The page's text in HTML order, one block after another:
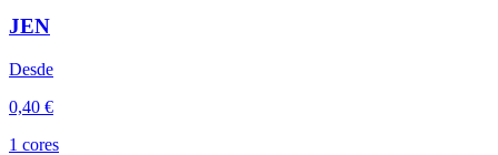
JEN
Desde
0,40 €
1 cores